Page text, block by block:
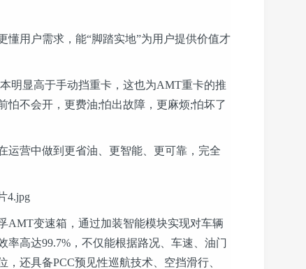
用户需求，能“脚踏实地”为用户提供价值才
显高于手动挡重卡，这也为AMT重卡的推
怕不会开，更费油;怕出故障，更麻烦;怕坏了
营中做到更省油、更智能、更可靠，完全
变速箱，通过加装智能模块实现对车辆
高达99.7%，不仅能根据路况、车速、油门
还具备PCC预见性巡航技术、空挡滑行、